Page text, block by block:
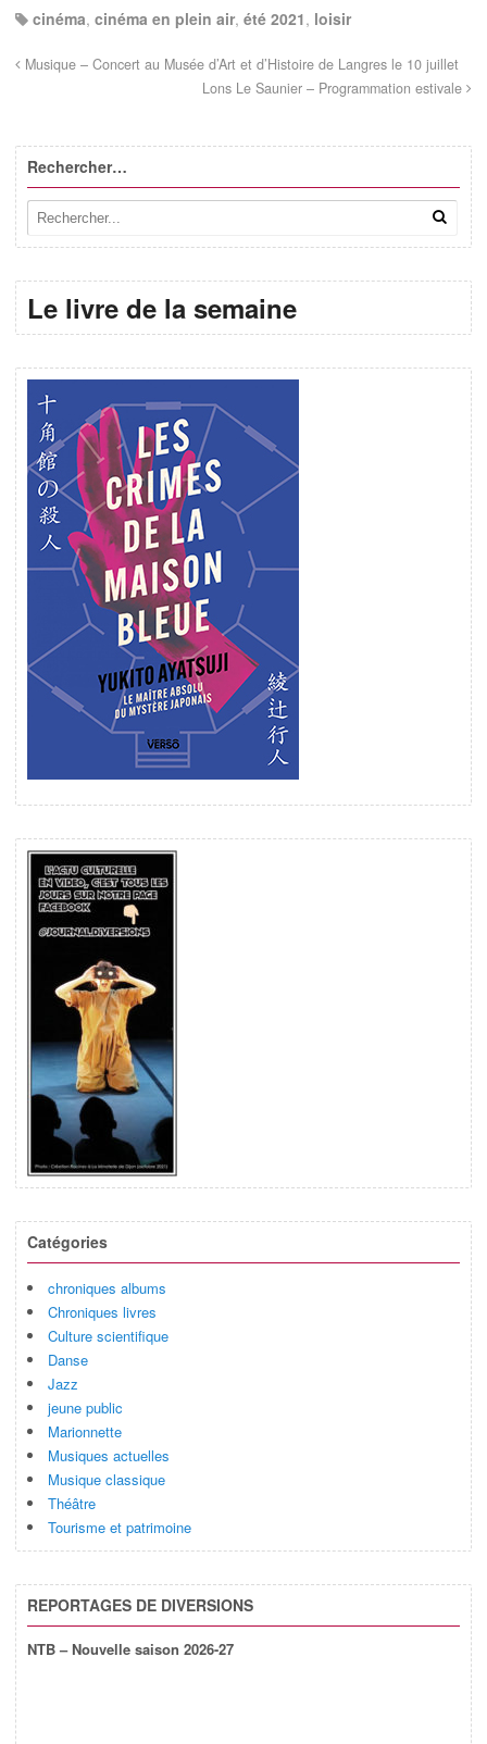
cinéma, cinéma en plein air, été 2021, loisir
Musique – Concert au Musée d’Art et d’Histoire de Langres le 10 juillet
Lons Le Saunier – Programmation estivale
Rechercher…
Le livre de la semaine
Catégories
chroniques albums
Chroniques livres
Culture scientifique
Danse
Jazz
jeune public
Marionnette
Musiques actuelles
Musique classique
Théâtre
Tourisme et patrimoine
REPORTAGES DE DIVERSIONS
NTB – Nouvelle saison 2026-27